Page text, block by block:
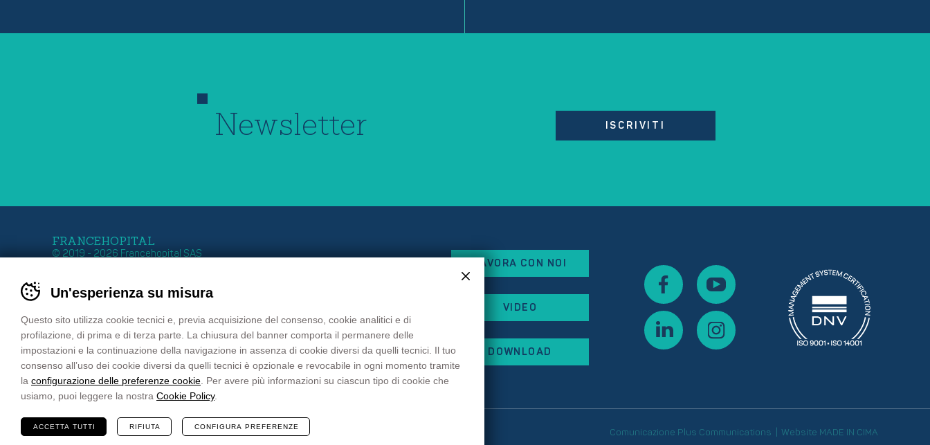
Newsletter ISCRIVITI
FRANCEHOPITAL
© 2019 - 2026 Francehopital SAS
Zona Industriale 11
Tel. +39 0473 552 611
Fax +39 0473 552 699
email
info@francehopital.com
PECfrancehopital@pec.it
Z.I. Ouest – 27 Rue Georges Besse
67151 ERSTEIN Cedex
FRANCE
Tél. : +33 03 88 59 87 87
Fax : +33 03 88 98 04 44
email:francehopital@francehopital.fr
LAVORA CON NOI
VIDEO
DOWNLOAD
Sitemap Privacy Policy Cookie Policy Preferenze cookie Comunicazione Plus Communications Website MADE IN CIMA
Un'esperienza su misura
Questo sito utilizza cookie tecnici e, previa acquisizione del consenso, cookie analitici e di
profilazione, di prima e di terza parte. La chiusura del banner comporta il permanere delle
impostazioni e la continuazione della navigazione in assenza di cookie diversi da quelli tecnici. Il tuo
consenso all’uso dei cookie diversi da quelli tecnici è opzionale e revocabile in ogni momento tramite
la configurazione delle preferenze cookie . Per avere più informazioni su ciascun tipo di cookie che
usiamo, puoi leggere la nostra Cookie Policy.
ACCETTA TUTTI RIFIUTA CONFIGURA PREFERENZE